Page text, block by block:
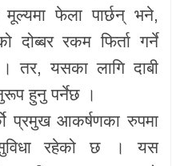
मूल्यमा फेला पार्छन् भने,
दोब्बर रकम फिर्ता गर्ने
तर, यसका लागि दाबी
हुनु पर्नेछ ।
प्रमुख आकर्षणका रुपमा
रहेको छ । यस